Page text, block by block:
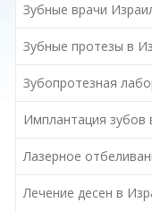
Зубные врачи
Зубные протезы в
Зубопротезная
Имплантация зубов
Лазерное
Лечение десен в